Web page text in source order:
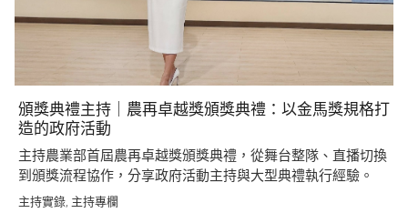
頒獎典禮主持｜農再卓越獎頒獎典禮：以金馬獎規格打
造的政府活動
主持農業部首屆農再卓越獎頒獎典禮，從舞台整隊、直播切換
到頒獎流程協作，分享政府活動主持與大型典禮執行經驗。
主持實錄, 主持專欄